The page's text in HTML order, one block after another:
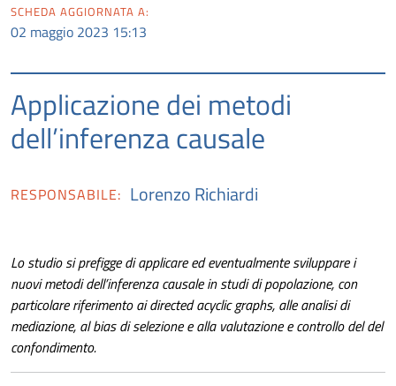
SCHEDA AGGIORNATA A:
02 maggio 2023 15:13
Applicazione dei metodi
dell’inferenza causale
RESPONSABILE: Lorenzo Richiardi
Lo studio si prefigge di applicare ed eventualmente sviluppare i
nuovi metodi dell’inferenza causale in studi di popolazione, con
particolare riferimento ai directed acyclic graphs, alle analisi di
mediazione, al bias di selezione e alla valutazione e controllo del del
confondimento.